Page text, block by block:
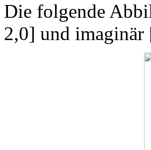
Die folgende
2,0] und